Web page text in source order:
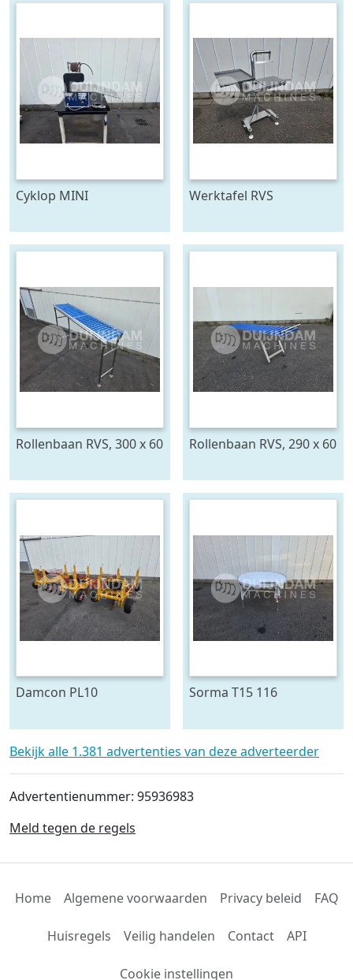
Cyklop MINI
Werktafel RVS
Rollenbaan RVS, 300 x 60
Rollenbaan RVS, 290 x 60
Damcon PL10
bomen
Sorma T15 116
Bekijk alle 1.381 advertenties van deze adverteerder
Advertentienummer: 95936983
Meld tegen de regels
Home Algemene voorwaarden Privacy beleid FAQ
Huisregels Veilig handelen Contact API
Cookie instellingen